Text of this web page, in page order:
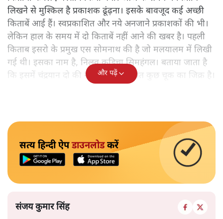
लिखने से मुश्किल है प्रकाशक ढूंढ़ना। इसके बावजूद कई अच्छी
किताबें आई हैं। स्वप्रकाशित और नये अनजाने प्रकाशकों की भी।
लेकिन हाल के समय में दो किताबें नहीं आने की खबर है। पहली
किताब इसरो के प्रमुख एस सोमनाथ की है जो मलयालम में लिखी
गई थी। इसका नाम है, निलवु कुडिचा सिमहंगल। बताया जाता है
कि इसमें चंद्रयान दो की नाकामी से संबंधित कुछ चूक का जिक्र है।
और पढ़ें
सत्य हिन्दी ऐपडाउनलोडकरें
संजय कुमार सिंह